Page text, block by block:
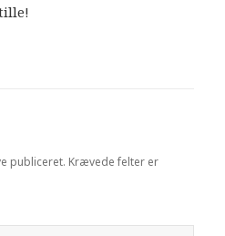
publiceret. Krævede felter er